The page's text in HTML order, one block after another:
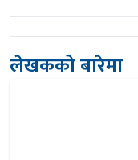
लेखकको बारेमा